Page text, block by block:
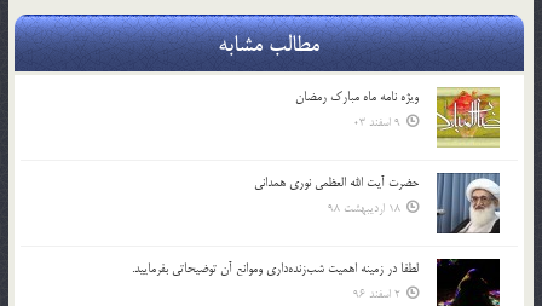
مطالب مشابه
ویژه نامه ماه مبارک رمضان
9 اسفند 03
حضرت آیت الله العظمی نوری همدانی
18 اردیبهشت 98
لطفا در زمينه اهميت شب‌زنده‌داري وموانع آن توضيحاتي بفرماييد.
2 اسفند 96